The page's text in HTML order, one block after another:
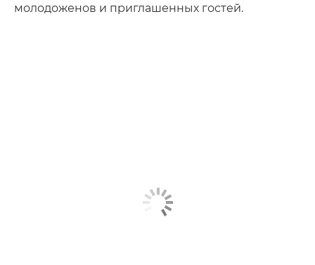
молодоженов и приглашенных гостей.